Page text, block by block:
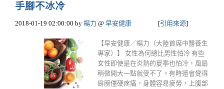
手腳不冰冷
2018-01-19 02:00:00 by 楊力 @ 早安健康 [引用來源]
【早安健康／楊力（大陸首席中醫養生
專家）】 女性為何總比男性怕冷 有些
女性即使是在炎熱的夏季也怕冷，風扇
稍微開大一點就受不了。有時還會覺得
肩膀僵硬疼痛，身體容易疲勞，上腹部